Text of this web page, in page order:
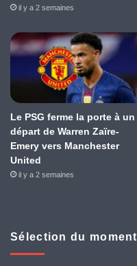
il y a 2 semaines
Le PSG ferme la porte à un
départ de Warren Zaïre-
Emery vers Manchester
United
il y a 2 semaines
Sélection du moment